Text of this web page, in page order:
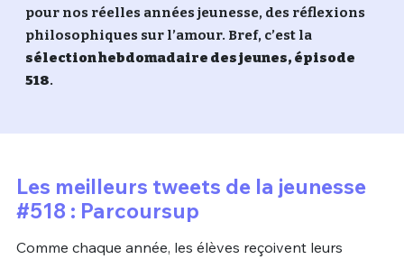
pour nos réelles années jeunesse, des réflexions
philosophiques sur l’amour. Bref, c’est la
sélection hebdomadaire des jeunes, épisode
518.
Les meilleurs tweets de la jeunesse
#518 : Parcoursup
Comme chaque année, les élèves reçoivent leurs
JE M'INSCRIS
CONNEXION
ME CONNECTER
Un Thread
C'EST PARTI